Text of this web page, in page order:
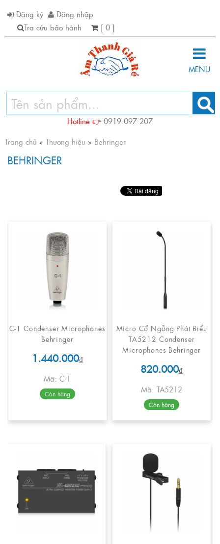
Đăng ký
Đăng nhập
Tra cứu bảo hành
[ 0 ]
MENU
Hotline 👉 0919 097 207
Trang chủ » Thương hiệu » Behringer
BEHRINGER
C-1 Condenser Microphones
Behringer
1.440.000₫
Mã: C-1
Còn hàng
Micro Cổ Ngỗng Phát Biểu
TA5212 Condenser
Microphones Behringer
820.000₫
Mã: TA5212
Còn hàng